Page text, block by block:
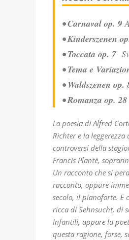
•Carnaval op. 9
•Kinderszenen
•Toccata op. 7
•Tema e
•Waldszenen op.
•Romanza op.
La poesia di Alfred
Richter e la
controversi della
Francis Planté,
Un racconto che si
racconto, oppure
secolo, il pianoforte. E
ricca di Sehnsucht, di
Infantili, appare la
questa ragione, forse,